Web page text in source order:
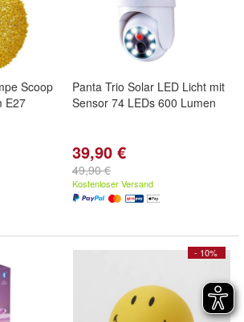
Scoop
E27
Panta Trio Solar LED Licht mit
Sensor 74 LEDs 600 Lumen
39,90 €
49,90 €
Kostenloser Versand
- 10%